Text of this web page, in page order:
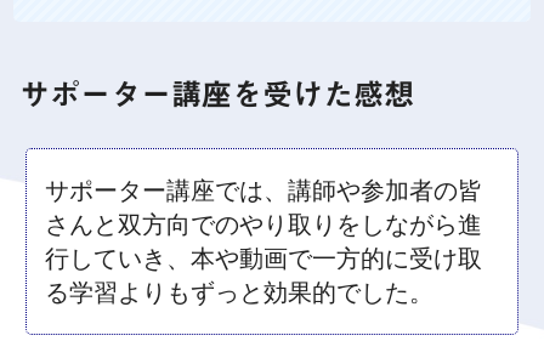
サポーター講座を受けた感想
サポーター講座では、講師や参加者の皆
さんと双方向でのやり取りをしながら進
行していき、本や動画で一方的に受け取
る学習よりもずっと効果的でした。